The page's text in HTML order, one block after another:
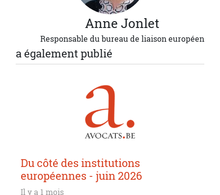
Anne Jonlet
Responsable du bureau de liaison européen
a également publié
Du côté des institutions
européennes - juin 2026
Il y a 1 mois